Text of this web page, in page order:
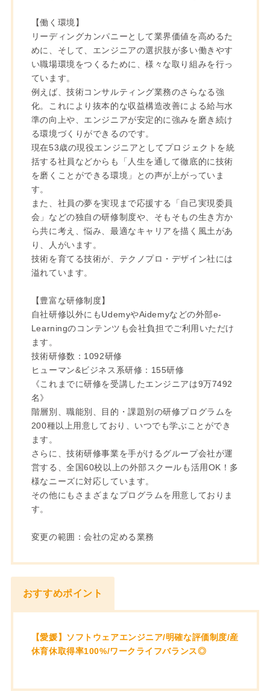
【働く環境】
リーディングカンパニーとして業界価値を高めるた
めに、そして、エンジニアの選択肢が多い働きやす
い職場環境をつくるために、様々な取り組みを行っ
ています。
例えば、技術コンサルティング業務のさらなる強
化。これにより抜本的な収益構造改善による給与水
準の向上や、エンジニアが安定的に強みを磨き続け
る環境づくりができるのです。
現在53歳の現役エンジニアとしてプロジェクトを統
括する社員などからも「人生を通して徹底的に技術
を磨くことができる環境」との声が上がっていま
す。
また、社員の夢を実現まで応援する「自己実現委員
会」などの独自の研修制度や、そもそもの生き方か
ら共に考え、悩み、最適なキャリアを描く風土があ
り、人がいます。
技術を育てる技術が、テクノプロ・デザイン社には
溢れています。
【豊富な研修制度】
自社研修以外にもUdemyやAidemyなどの外部e-
Learningのコンテンツも会社負担でご利用いただけ
ます。
技術研修数：1092研修
ヒューマン&ビジネス系研修：155研修
《これまでに研修を受講したエンジニアは9万7492
名》
階層別、職能別、目的・課題別の研修プログラムを
200種以上用意しており、いつでも学ぶことができ
ます。
さらに、技術研修事業を手がけるグループ会社が運
営する、全国60校以上の外部スクールも活用OK！多
様なニーズに対応しています。
その他にもさまざまなプログラムを用意しておりま
す。
変更の範囲：会社の定める業務
おすすめポイント
【愛媛】ソフトウェアエンジニア/明確な評価制度/産
休育休取得率100%/ワークライフバランス◎